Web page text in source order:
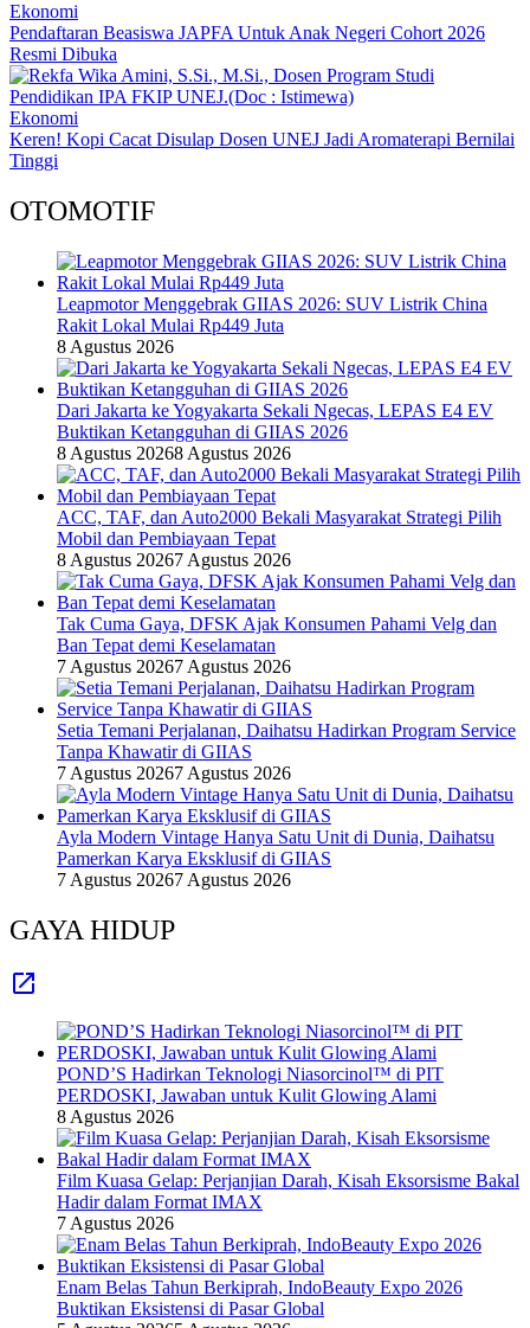
Ekonomi
Pendaftaran Beasiswa JAPFA Untuk Anak Negeri Cohort 2026
Resmi Dibuka
Ekonomi
Keren! Kopi Cacat Disulap Dosen UNEJ Jadi Aromaterapi Bernilai
Tinggi
OTOMOTIF
Leapmotor Menggebrak GIIAS 2026: SUV Listrik China
Rakit Lokal Mulai Rp449 Juta
8 Agustus 2026
Dari Jakarta ke Yogyakarta Sekali Ngecas, LEPAS E4 EV
Buktikan Ketangguhan di GIIAS 2026
8 Agustus 20268 Agustus 2026
ACC, TAF, dan Auto2000 Bekali Masyarakat Strategi Pilih
Mobil dan Pembiayaan Tepat
8 Agustus 20267 Agustus 2026
Tak Cuma Gaya, DFSK Ajak Konsumen Pahami Velg dan
Ban Tepat demi Keselamatan
7 Agustus 20267 Agustus 2026
Setia Temani Perjalanan, Daihatsu Hadirkan Program Service
Tanpa Khawatir di GIIAS
7 Agustus 20267 Agustus 2026
Ayla Modern Vintage Hanya Satu Unit di Dunia, Daihatsu
Pamerkan Karya Eksklusif di GIIAS
7 Agustus 20267 Agustus 2026
GAYA HIDUP
POND’S Hadirkan Teknologi Niasorcinol™ di PIT
PERDOSKI, Jawaban untuk Kulit Glowing Alami
8 Agustus 2026
Film Kuasa Gelap: Perjanjian Darah, Kisah Eksorsisme Bakal
Hadir dalam Format IMAX
7 Agustus 2026
Enam Belas Tahun Berkiprah, IndoBeauty Expo 2026
Buktikan Eksistensi di Pasar Global